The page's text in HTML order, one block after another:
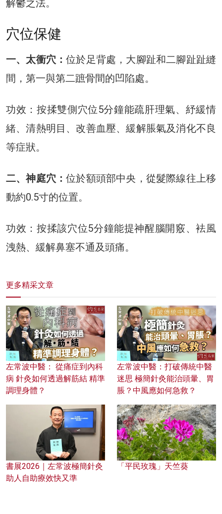
解鬱之法。
穴位保健
一、太衝穴：位於足背處，大腳趾和二腳趾趾縫
間，第一與第二蹠骨間的凹陷處。
功效：按揉雙側穴位5分鐘能疏肝理氣、紓緩情
緒、清熱明目、改善血壓、緩解脹氣及消化不良
等症狀。
二、神庭穴：位於額頭部中央，從髮際線往上移
動約0.5寸的位置。
功效：按揉該穴位5分鐘能提神醒腦開竅、袪風
洩熱、緩解鼻塞不通及頭痛。
更多精采文章
左常波中醫： 從痛症到內科
病 針灸如何透過解筋結 精準
調理身體？
左常波中醫：打破傳統中醫
迷思 極簡針灸能治頭暈、胃
脹？中風應如何急救？
書展2026｜左常波極簡針灸
助人自助療效快又準
「平民玫瑰」天竺葵